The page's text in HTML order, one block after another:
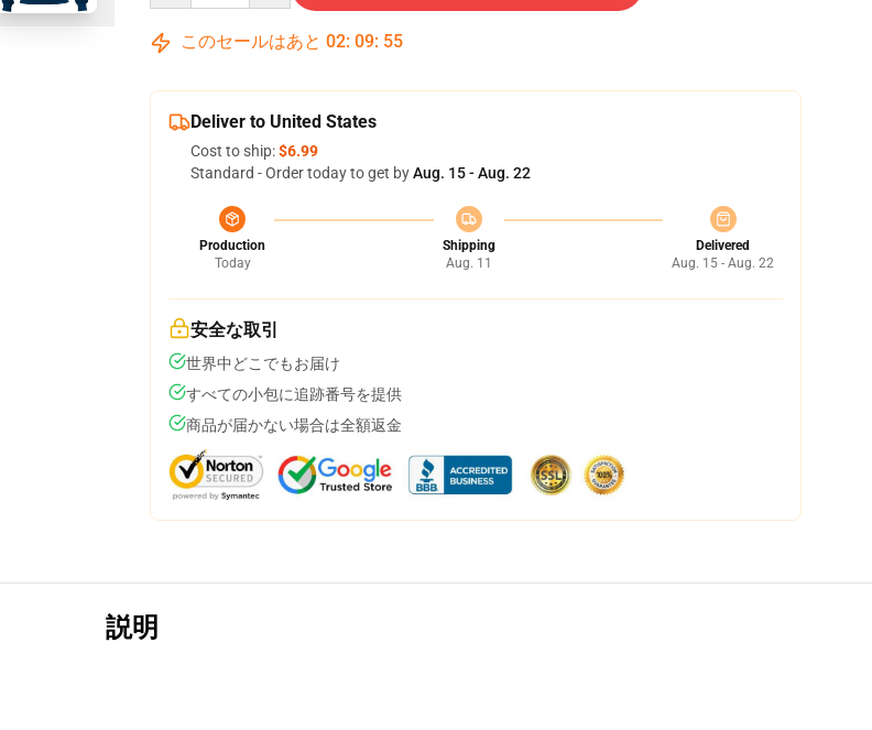
このセールはあと 02: 09: 54
Deliver to United States
Cost to ship:$6.99
Standard - Order today to get byAug. 15 - Aug. 22
Production
Today
Shipping
Aug. 11
Delivered
Aug. 15 - Aug. 22
安全な取引
世界中どこでもお届け
すべての小包に追跡番号を提供
商品が届かない場合は全額返金
説明